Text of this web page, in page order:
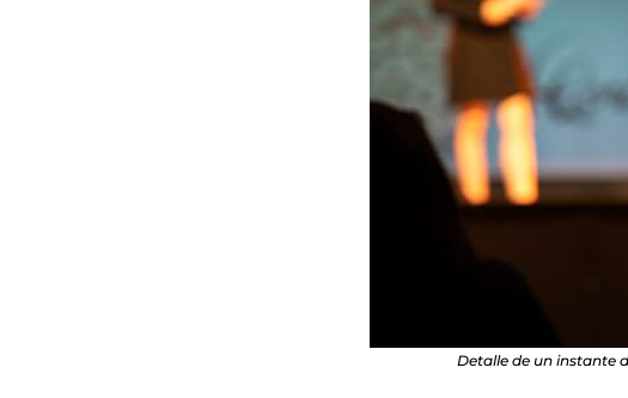
Detalle de un instante